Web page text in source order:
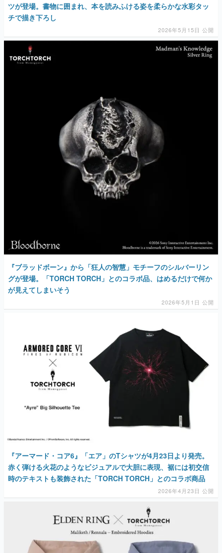
ツが登場。書物に囲まれ、本を読みふける姿を柔らかな水彩タッ
チで描き下ろし
2026年5月15日 公開
『ブラッドボーン』から「狂人の智慧」モチーフのシルバーリン
グが登場。「TORCH TORCH」とのコラボ品、はめるだけで何か
が見えてしまいそう
2026年5月1日 公開
『アーマード・コア6』「エア」のTシャツが4月23日より発売。
赤く弾ける火花のようなビジュアルで大胆に表現、裾には初交信
時のテキストも装飾された「TORCH TORCH」とのコラボ商品
2026年4月23日 公開